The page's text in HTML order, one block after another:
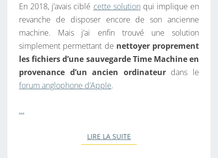
O
N
M
A
C
En 2018, j’avais ciblé cette solution qui implique en
revanche de disposer encore de son ancienne
machine. Mais j’ai enfin trouvé une solution
simplement permettant de nettoyer proprement
les fichiers d’une sauvegarde Time Machine en
provenance d’un ancien ordinateurdans le
forum anglophone d’Apple.
…
LIRE LA SUITE